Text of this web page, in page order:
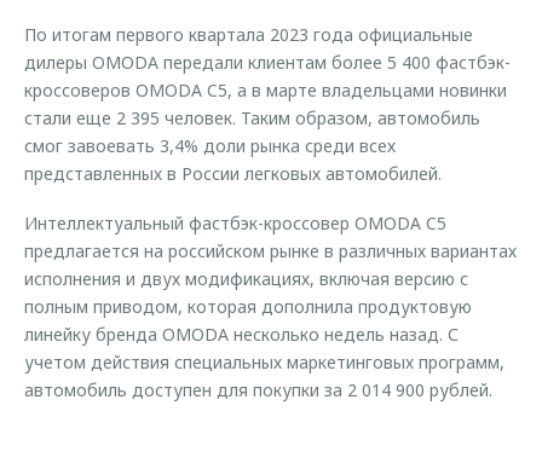
По итогам первого квартала 2023 года официальные
дилеры OMODA передали клиентам более 5 400 фастбэк-
кроссоверов OMODA C5, а в марте владельцами новинки
стали еще 2 395 человек. Таким образом, автомобиль
смог завоевать 3,4% доли рынка среди всех
представленных в России легковых автомобилей.
Интеллектуальный фастбэк-кроссовер OMODA C5
предлагается на российском рынке в различных вариантах
исполнения и двух модификациях, включая версию с
полным приводом, которая дополнила продуктовую
линейку бренда OMODA несколько недель назад. С
учетом действия специальных маркетинговых программ,
автомобиль доступен для покупки за 2 014 900 рублей.